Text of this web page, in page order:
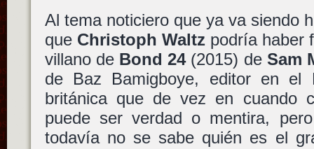
Al tema noticiero que ya va siendo
que Christoph Waltzpodría haber
villano de Bond 24(2015) de Sam
de Baz Bamigboye, editor en el
británica que de vez en cuando
puede ser verdad o mentira,
todavía no se sabe quién es el